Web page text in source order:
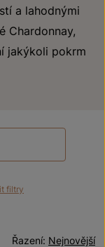
a lahodnými
Chardonnay,
jakýkoli pokrm
filtry
Nejnovější
Řazení: